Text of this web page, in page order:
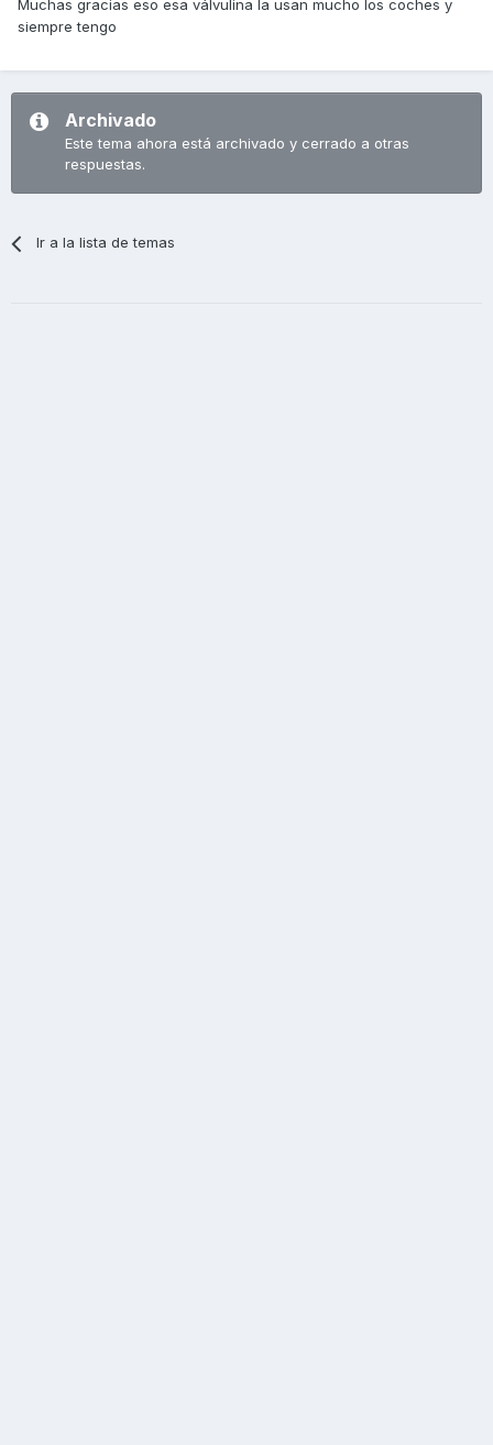
Muchas gracias eso esa válvulina la usan mucho los coches y
siempre tengo
Archivado
Este tema ahora está archivado y cerrado a otras
respuestas.
Ir a la lista de temas